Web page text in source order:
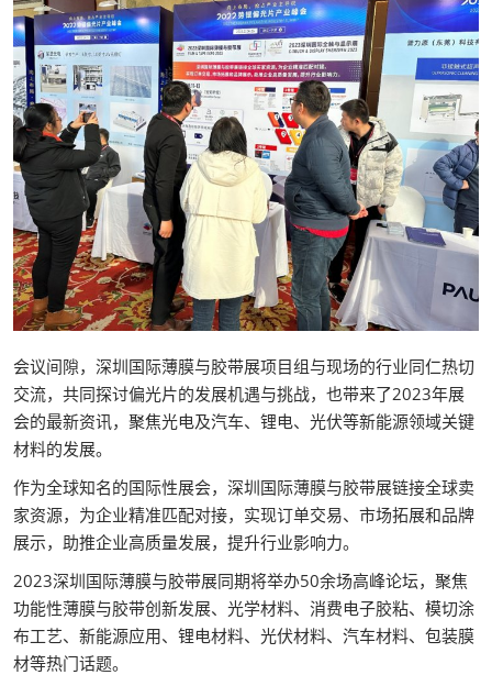
会议间隙，深圳国际薄膜与胶带展项目组与现场的行业同仁热切
交流，共同探讨偏光片的发展机遇与挑战，也带来了2023年展
会的最新资讯，聚焦光电及汽车、锂电、光伏等新能源领域关键
材料的发展。
作为全球知名的国际性展会，深圳国际薄膜与胶带展链接全球卖
家资源，为企业精准匹配对接，实现订单交易、市场拓展和品牌
展示，助推企业高质量发展，提升行业影响力。
2023深圳国际薄膜与胶带展同期将举办50余场高峰论坛，聚焦
功能性薄膜与胶带创新发展、光学材料、消费电子胶粘、模切涂
布工艺、新能源应用、锂电材料、光伏材料、汽车材料、包装膜
材等热门话题。